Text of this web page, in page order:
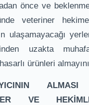
önce ve
veteriner hekime
ulaşamayacağı
uzakta
ürünleri
ALMASI
VE